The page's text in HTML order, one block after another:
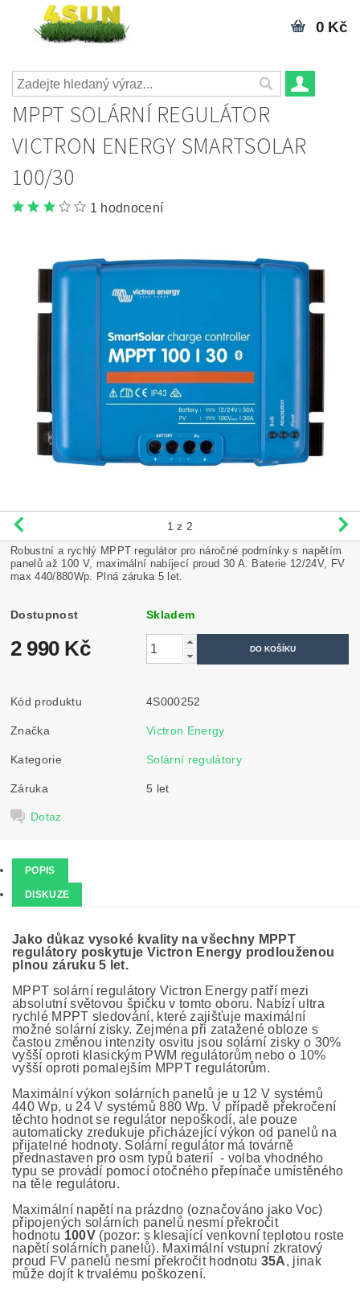
0 Kč
MPPT SOLÁRNÍ REGULÁTOR
VICTRON ENERGY SMARTSOLAR
100/30
1 hodnocení
1 z 2
Robustní a rychlý MPPT regulátor pro náročné podmínky s napětím
panelů až 100 V, maximální nabíjecí proud 30 A. Baterie 12/24V, FV
max 440/880Wp. Plná záruka 5 let.
Dostupnost Skladem
2 990 Kč
Kód produktu 4S000252
Značka Victron Energy
Kategorie Solární regulátory
Záruka 5 let
Dotaz
POPIS
DISKUZE
Jako důkaz vysoké kvality na všechny MPPT
regulátory poskytuje Victron Energy prodlouženou
plnou záruku 5 let.
MPPT solární regulátory Victron Energy patří mezi
absolutní světovou špičku v tomto oboru. Nabízí ultra
rychlé MPPT sledování, které zajišťuje maximální
možné solární zisky. Zejména při zatažené obloze s
častou změnou intenzity osvitu jsou solární zisky o 30%
vyšší oproti klasickým PWM regulátorům nebo o 10%
vyšší oproti pomalejším MPPT regulátorům.
Maximální výkon solárních panelů je u 12 V systémů
440 Wp, u 24 V systémů 880 Wp. V případě překročení
těchto hodnot se regulátor nepoškodí, ale pouze
automaticky zredukuje přicházející výkon od panelů na
přijatelné hodnoty. Solární regulátor má továrně
přednastaven pro osm typů baterií - volba vhodného
typu se provádí pomocí otočného přepínače umístěného
na těle regulátoru.
Maximální napětí na prázdno (označováno jako Voc)
připojených solárních panelů nesmí překročit
hodnotu 100V (pozor: s klesající venkovní teplotou roste
napětí solárních panelů). Maximální vstupní zkratový
proud FV panelů nesmí překročit hodnotu 35A, jinak
může dojít k trvalému poškození.